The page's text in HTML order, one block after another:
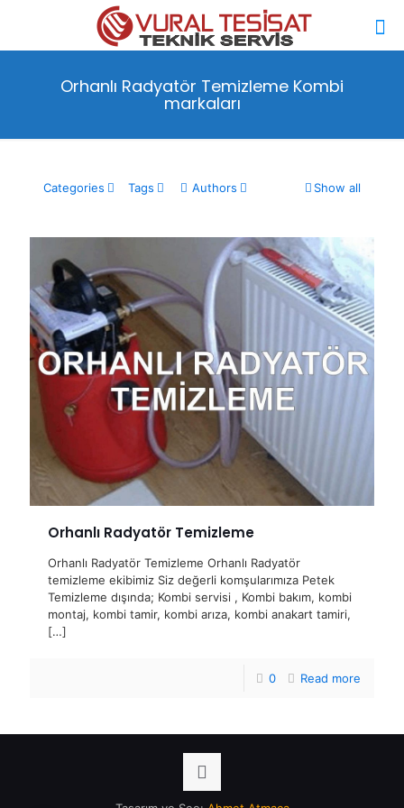
Orhanlı Radyatör Temizleme Kombi
markaları
Categories Tags Authors Show all
Orhanlı Radyatör Temizleme
Orhanlı Radyatör Temizleme Orhanlı Radyatör
temizleme ekibimiz Siz değerli komşularımıza Petek
Temizleme dışında; Kombi servisi , Kombi bakım, kombi
montaj, kombi tamir, kombi arıza, kombi anakart tamiri,
[…]
0 Read more